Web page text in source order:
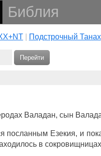
Библия
| Подстрочный Танах
Перейти
Валадан, сын
посланным Езекия, и
в сокровищницах